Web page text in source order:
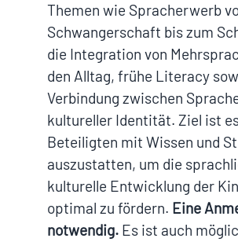
Themen wie Spracherwerb
Schwangerschaft bis zum
die Integration von
den Alltag, frühe Literacy
Verbindung zwischen
kultureller Identität. Ziel ist
Beteiligten mit Wissen und
auszustatten, um die
kulturelle Entwicklung der
optimal zu fördern. Eine
notwendig. Es ist auch